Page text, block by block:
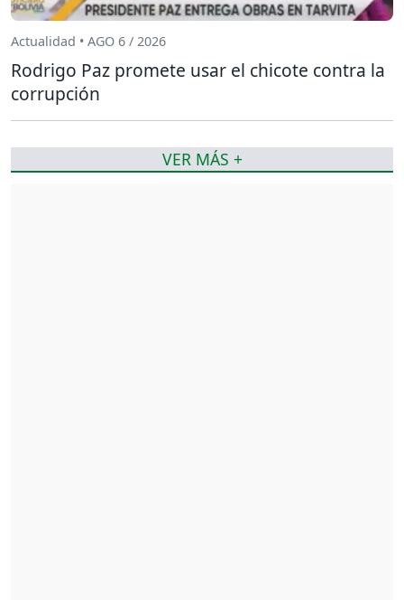
Actualidad • AGO 6 / 2026
Rodrigo Paz promete usar el chicote contra la
corrupción
VER MÁS +